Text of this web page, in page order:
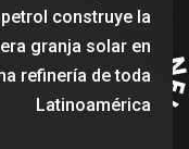
construye la
granja solar en
refinería de toda
Latinoamérica